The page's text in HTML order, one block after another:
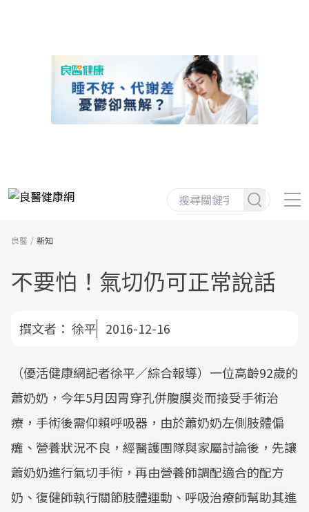
良醫 新知
不要怕！氣切仍可正常說話
撰文者： 徐平 2016-12-16
（優活健康網記者徐平／綜合報導）一位高齡92歲的
蕭奶奶，今年5月因胃穿孔併腹膜炎而接受手術治
療，手術後需仰賴呼吸器，由於蕭奶奶左側肢體偏
癱、營養狀況不良，經醫護團隊與家屬討論後，先讓
蕭奶奶進行氣切手術，再由營養師調配適合的配方
奶、復健師執行關節肢體運動、呼吸治療師幫助其進